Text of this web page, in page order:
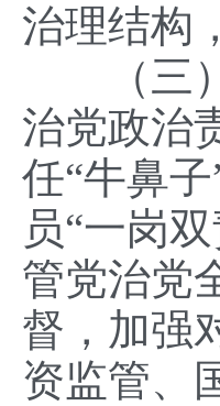
治理结构
（三）
治党政治
任“牛鼻
员“一岗
管党治党
督，加强
资监管、